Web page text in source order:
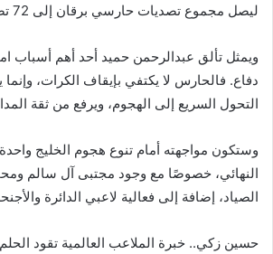
ليصل مجموع تصديات حارسي برقان إلى 72 تصديًا.
ويمثل تألق عبدالرحمن حميد أحد أهم أسباب
دفاع. فالحارس لا يكتفي بإيقاف الكرات،
التحول السريع إلى الهجوم، ويرفع من ثقة
وستكون مواجهته أمام تنوع هجوم الخليج
النهائي، خصوصًا مع وجود مجتبى آل سالم
الصياد، إضافة إلى فعالية لاعبي الدائرة
حسين زكي.. خبرة الملاعب العالمية تقود